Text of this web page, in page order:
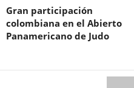
Gran participación
colombiana en el Abierto
Panamericano de Judo